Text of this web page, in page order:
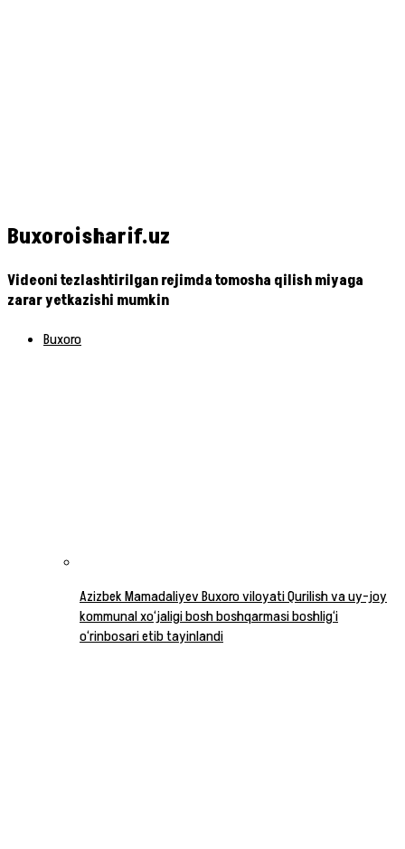
Buxoroisharif.uz
Videoni tezlashtirilgan rejimda tomosha qilish miyaga
zarar yetkazishi mumkin
Buxoro
Azizbek Mamadaliyev Buxoro viloyati Qurilish va uy-joy
kommunal xo‘jaligi bosh boshqarmasi boshlig‘i
o‘rinbosari etib tayinlandi